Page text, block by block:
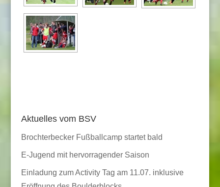
Aktuelles vom BSV
Brochterbecker Fußballcamp startet bald
E-Jugend mit hervorragender Saison
Einladung zum Activity Tag am 11.07. inklusive